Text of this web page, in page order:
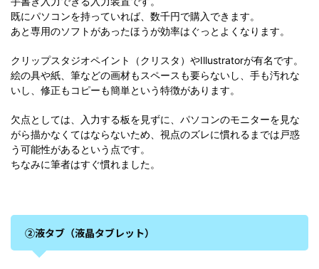
既にパソコンを持っていれば、数千円で購入できます。
あと専用のソフトがあったほうが効率はぐっとよくなります。
クリップスタジオペイント（クリスタ）やIllustratorが有名です。
絵の具や紙、筆などの画材もスペースも要らないし、手も汚れな
いし、修正もコピーも簡単という特徴があります。
欠点としては、入力する板を見ずに、パソコンのモニターを見な
がら描かなくてはならないため、視点のズレに慣れるまでは戸惑
う可能性があるという点です。
ちなみに筆者はすぐ慣れました。
②液タブ（液晶タブレット）